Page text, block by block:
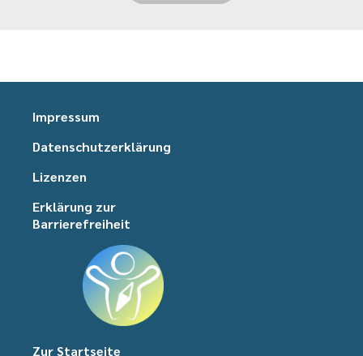
Impressum
Datenschutzerklärung
Lizenzen
Erklärung zur
Barrierefreiheit
Zur Startseite